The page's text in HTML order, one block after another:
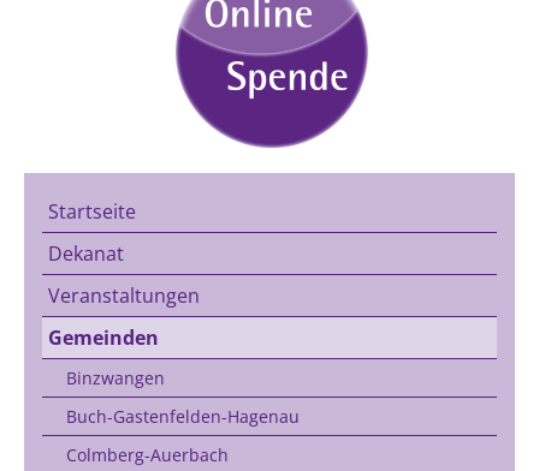
Startseite
Dekanat
Veranstaltungen
Gemeinden
Binzwangen
Buch-Gastenfelden-Hagenau
Colmberg-Auerbach